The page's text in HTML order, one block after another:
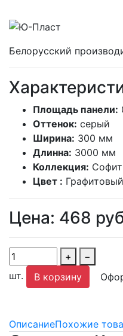
Белорусский
Площадь панели:
Оттенок: серый
Ширина: 300 мм
Длинна: 3000 мм
Коллекция:
Цвет : Графитовый
Цена: 468
+
−
шт.
В корзину
ОписаниеПохожие